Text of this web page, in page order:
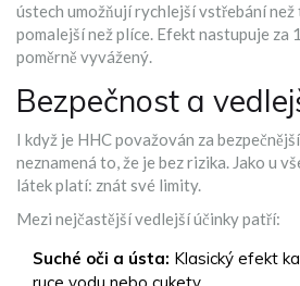
ústech umožňují rychlejší vstřebání
pomalejší než plíce. Efekt nastupuje za
poměrně vyvážený.
Bezpečnost a
I když je HHC považován za
neznamená to, že je bez rizika. Jako u
látek platí: znát své limity.
Mezi nejčastější vedlejší účinky patří:
Suché oči a ústa: Klasický efekt